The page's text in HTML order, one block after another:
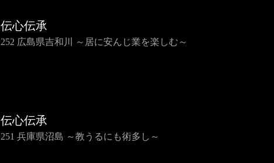
伝心伝承
252 広島県吉和川 ～居に安んじ業を楽しむ～
伝心伝承
251 兵庫県沼島 ～教うるにも術多し～